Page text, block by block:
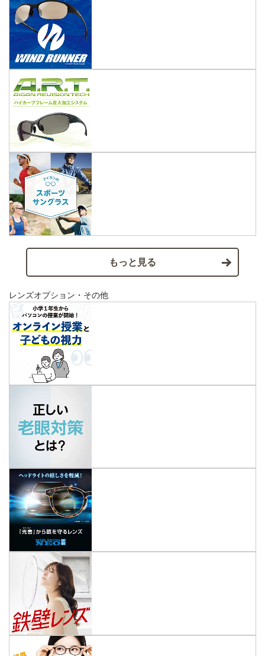
もっと見る
レンズオプション・その他